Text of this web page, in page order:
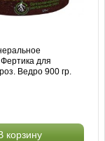
для
Ведро 900 гр.
корзину